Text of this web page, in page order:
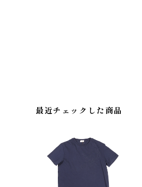
最近チェックした商品